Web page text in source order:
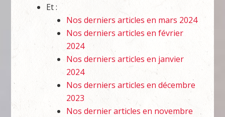
Et :
Nos derniers articles en mars 2024
Nos derniers articles en février
2024
Nos derniers articles en janvier
2024
Nos derniers articles en décembre
2023
Nos dernier articles en novembre